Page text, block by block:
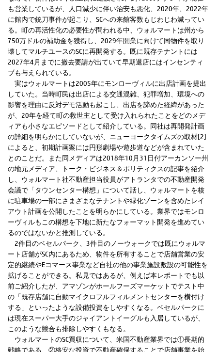
も営業しているが、人口減少に伴い治安も悪化、2020年、2022年
に館内で銃刀事件が起こり、SCへの来館客数もじわじわ減ってい
る。町の再活性化の必要性が問われる中、ウォルマートは州から
750万ドルの補助金を獲得し、2029年開業に向けて同物件を取り
壊してマルチユースのSCに再開発する。既に既存テナントには
2027年4月までに撤去要請が出ていて早期退店にはインセンティ
ブも与えられている。
実はウォルマートは2005年にモンローヴィルに出店計画を提出
していた。当時町民は出店による交通混雑、犯罪増加、環境への
影響を理由に反対デモ活動も起こし、出店を諦めた経緯があった
が、20年を経て町の救世主として受け入れられたことをどのメデ
ィアも小さなエピソードとして紹介している。同社は再開発計画
の詳細を明らかにしていないが、ニューヨークタイムズの取材[2]
によると、初期計画案には円形劇場や遊歩道などが含まれていた
とのことだ。また同メディアは2018年10月31日付アーカンソー州
の地元メディア、トーク・ビジネス＆ポリティクスの記事を紹介
し、ウォルマート社不動産担当役員がアトランタでの不動産開発
会議で「タウンセンター構想」について話し、ウォルマートを核
に駐車場の一部にさまざまなテナントや緑化ゾーンを含めたレイ
アウト計画を公開したことを明らかにしている。業界ではモンロ
ーヴィルもこの構想を下地に新たなフォーマット開発を進めてい
るのではないかと推測している。
2件目のベセルパーク、3件目のノーウォークでは既にウォルマ
ート店舗がSC内にあるため、物件を所有することで店舗営業の安
定的継続やEコマース事業など自社の他の事業施設敷設の可能性を
拡げることができる。私見ではあるが、例えば本レポートでも以
前ご紹介したが、アマゾンがホールフーズマーケットでテスト中
の「既存店舗に自動マイクロフルフィルメントセンターを横付け
する」といったような設備投資をしやすくなる。ベセルパークに
は現在スーパー大手のジャイアントイーグルも入居しているが、
このような競合も排除しやすくもなる。
ウォルマートのSC買収について、米国不動産業界では①長期的
戦略である、②格安な投資で不動産確保することで店舗事業を始